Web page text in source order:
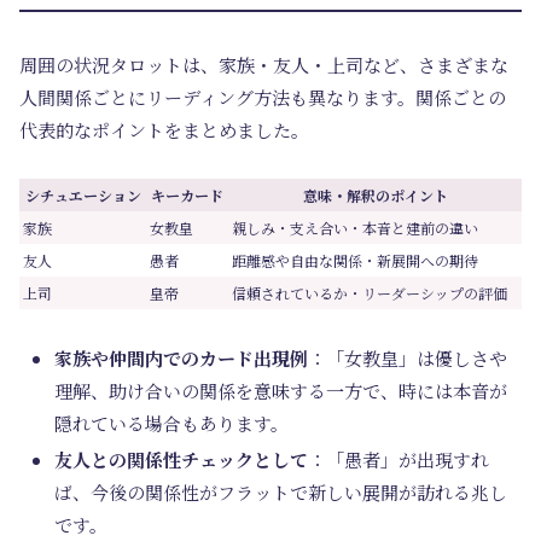
周囲の状況タロットは、家族・友人・上司など、さまざまな
人間関係ごとにリーディング方法も異なります。関係ごとの
代表的なポイントをまとめました。
シチュエーション キーカード
意味・解釈のポイント
家族
女教皇
親しみ・支え合い・本音と建前の違い
友人
愚者
距離感や自由な関係・新展開への期待
上司
皇帝 信頼されているか・リーダーシップの評価
家族や仲間内でのカード出現例 ：「女教皇」は優しさや
理解、助け合いの関係を意味する一方で、時には本音が
隠れている場合もあります。
友人との関係性チェックとして ：「愚者」が出現すれ
ば、今後の関係性がフラットで新しい展開が訪れる兆し
です。